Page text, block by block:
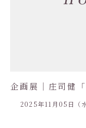
企画展｜庄司健
2025年11月05日（水